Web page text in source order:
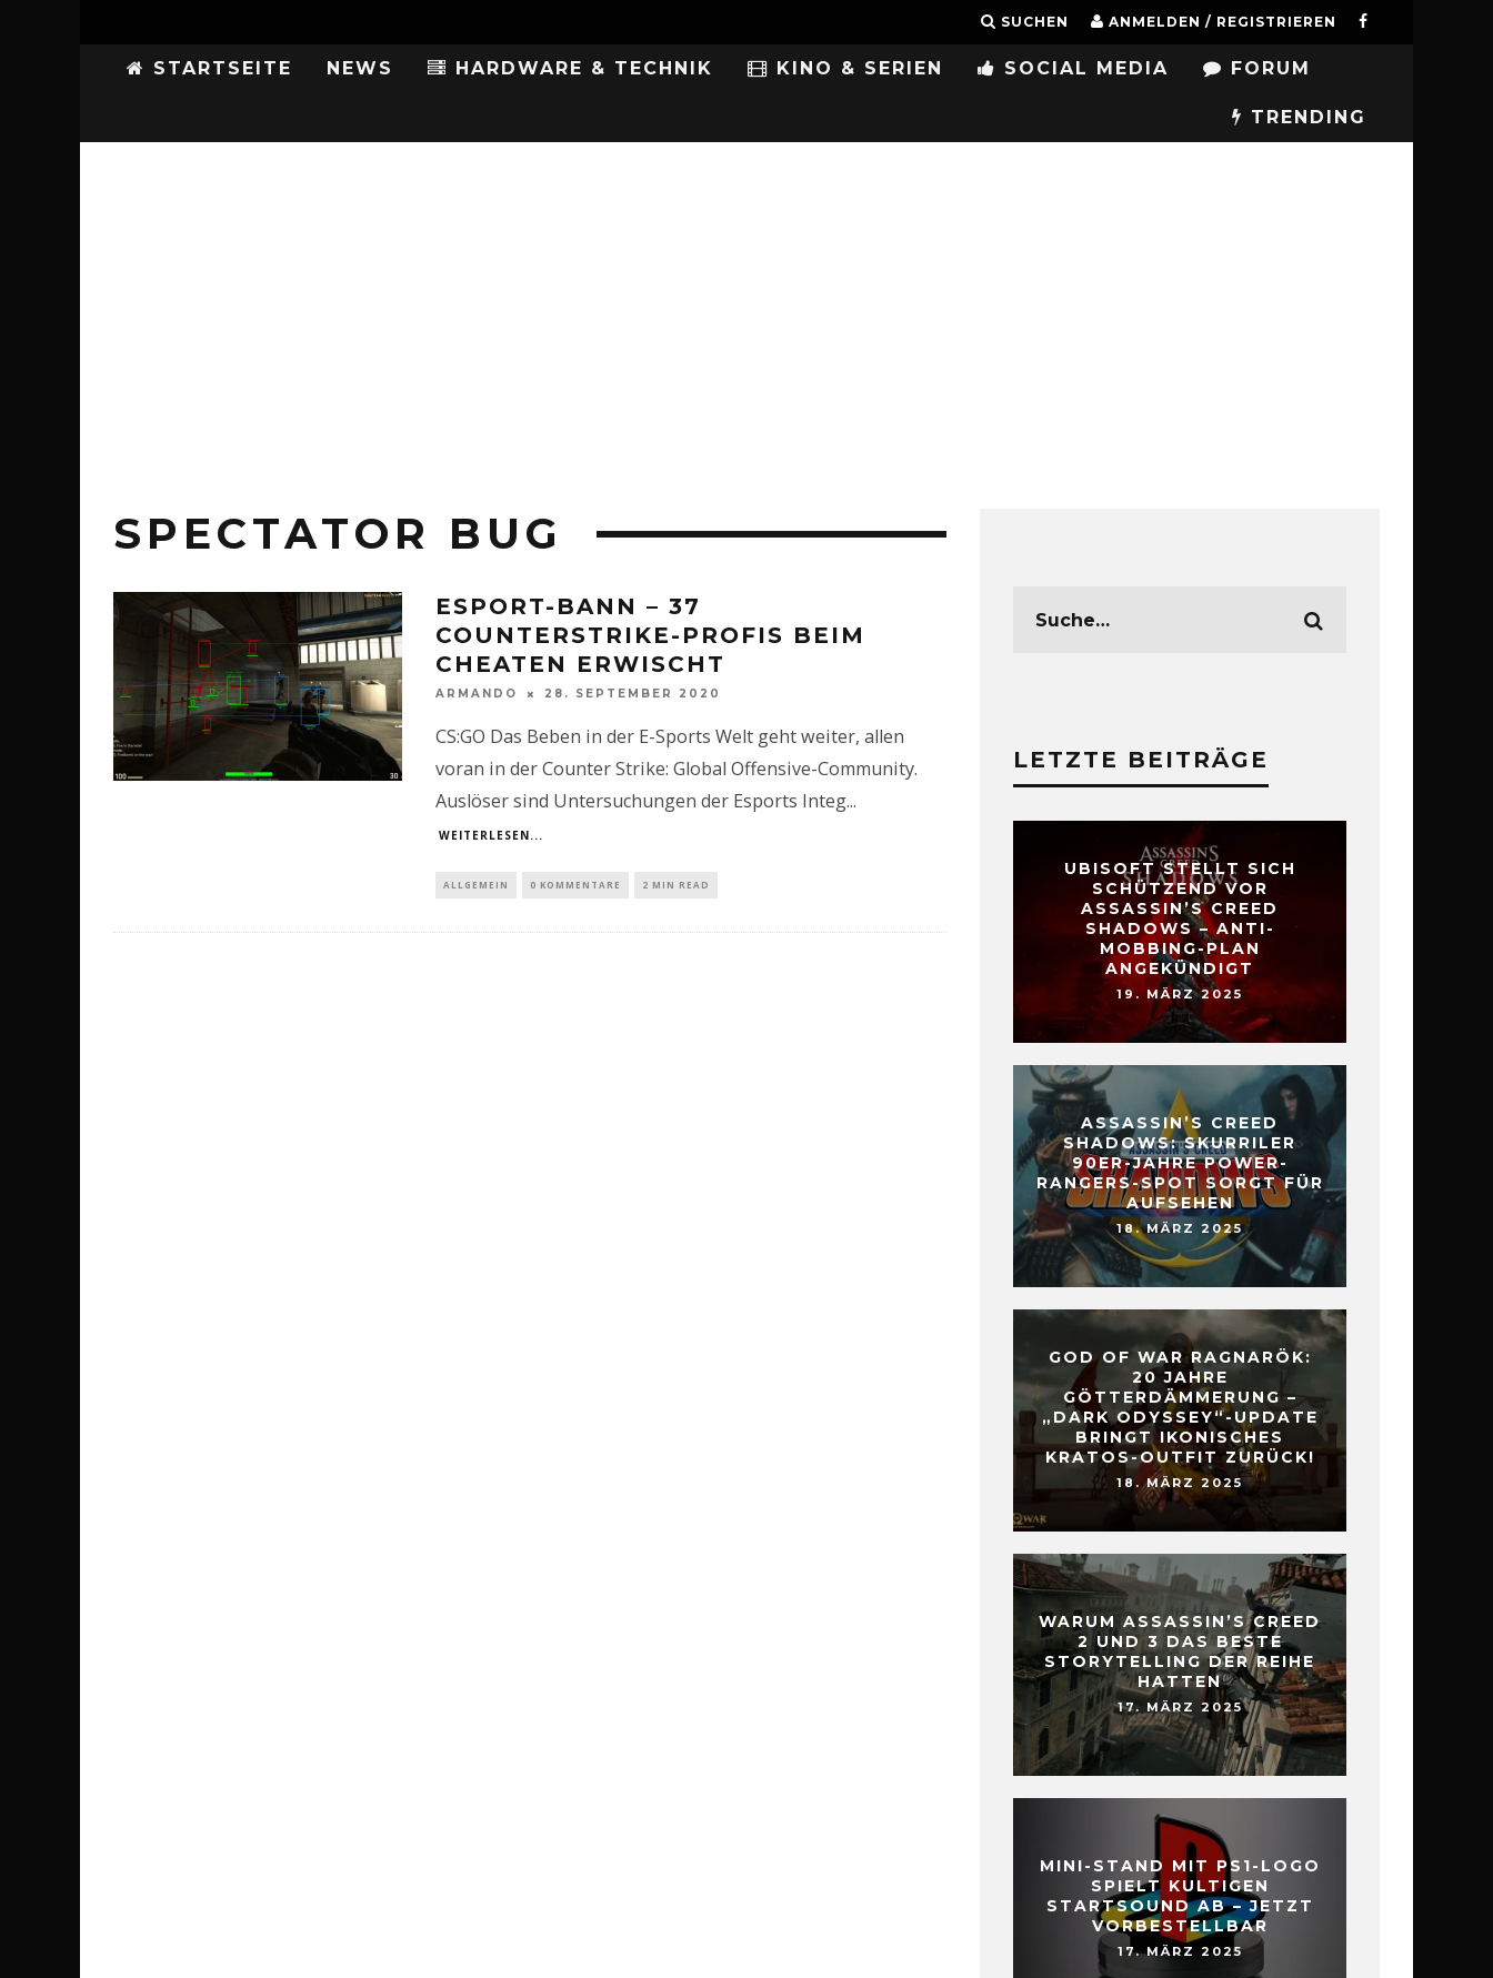
SUCHEN ANMELDEN / REGISTRIEREN
STARTSEITE NEWS HARDWARE & TECHNIK KINO & SERIEN SOCIAL MEDIA FORUM
TRENDING
SPECTATOR BUG
ESPORT-BANN – 37
COUNTERSTRIKE-PROFIS BEIM
CHEATEN ERWISCHT
ARMANDO 28. SEPTEMBER 2020
CS:GO Das Beben in der E-Sports Welt geht weiter, allen
voran in der Counter Strike: Global Offensive-Community.
Auslöser sind Untersuchungen der Esports Integ...
WEITERLESEN...
ALLGEMEIN 0 KOMMENTARE 2 MIN READ
LETZTE BEITRÄGE
UBISOFT STELLT SICH
SCHÜTZEND VOR
ASSASSIN’S CREED
SHADOWS – ANTI-
MOBBING-PLAN
ANGEKÜNDIGT
19. MÄRZ 2025
ASSASSIN’S CREED
SHADOWS: SKURRILER
90ER-JAHRE POWER-
RANGERS-SPOT SORGT FÜR
AUFSEHEN
18. MÄRZ 2025
GOD OF WAR RAGNARÖK:
20 JAHRE
GÖTTERDÄMMERUNG –
„DARK ODYSSEY“-UPDATE
BRINGT IKONISCHES
KRATOS-OUTFIT ZURÜCK!
18. MÄRZ 2025
WARUM ASSASSIN’S CREED
2 UND 3 DAS BESTE
STORYTELLING DER REIHE
HATTEN
17. MÄRZ 2025
MINI-STAND MIT PS1-LOGO
SPIELT KULTIGEN
STARTSOUND AB – JETZT
VORBESTELLBAR
17. MÄRZ 2025